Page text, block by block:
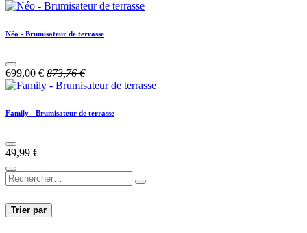
Néo - Brumisateur de terrasse
699,00 € 873,76€
Family - Brumisateur de terrasse
49,99 €
Trier par